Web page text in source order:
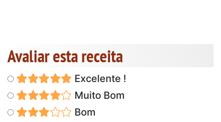
Avaliar esta receita
Excelente !
Muito Bom
Bom